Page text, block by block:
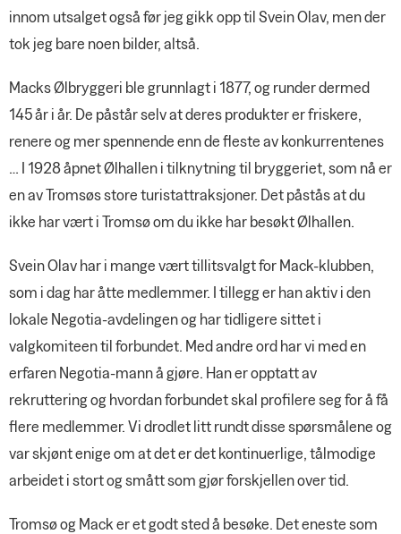
innom utsalget også før jeg gikk opp til Svein Olav, men der
tok jeg bare noen bilder, altså.
Macks Ølbryggeri ble grunnlagt i 1877, og runder dermed
145 år i år. De påstår selv at deres produkter er friskere,
renere og mer spennende enn de fleste av konkurrentenes
… I 1928 åpnet Ølhallen i tilknytning til bryggeriet, som nå er
en av Tromsøs store turistattraksjoner. Det påstås at du
ikke har vært i Tromsø om du ikke har besøkt Ølhallen.
Svein Olav har i mange vært tillitsvalgt for Mack-klubben,
som i dag har åtte medlemmer. I tillegg er han aktiv i den
lokale Negotia-avdelingen og har tidligere sittet i
valgkomiteen til forbundet. Med andre ord har vi med en
erfaren Negotia-mann å gjøre. Han er opptatt av
rekruttering og hvordan forbundet skal profilere seg for å få
flere medlemmer. Vi drodlet litt rundt disse spørsmålene og
var skjønt enige om at det er det kontinuerlige, tålmodige
arbeidet i stort og smått som gjør forskjellen over tid.
Tromsø og Mack er et godt sted å besøke. Det eneste som